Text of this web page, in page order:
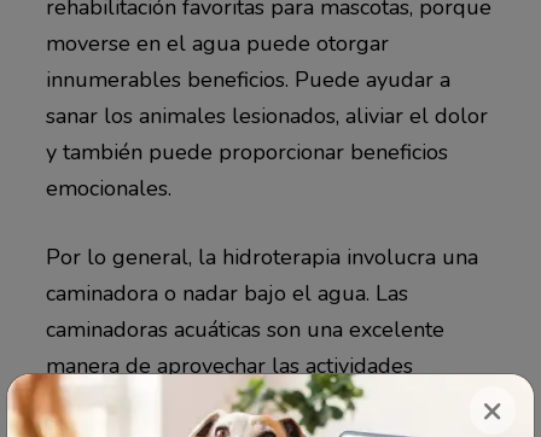
rehabilitación favoritas para mascotas, porque
moverse en el agua puede otorgar
innumerables beneficios. Puede ayudar a
sanar los animales lesionados, aliviar el dolor
y también puede proporcionar beneficios
emocionales.
Por lo general, la hidroterapia involucra una
caminadora o nadar bajo el agua. Las
caminadoras acuáticas son una excelente
manera de aprovechar las actividades
funcionales y naturales de tu mascota, como
×